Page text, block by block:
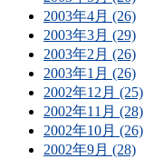
2003年4月 (26)
2003年3月 (29)
2003年2月 (26)
2003年1月 (26)
2002年12月 (25)
2002年11月 (28)
2002年10月 (26)
2002年9月 (28)